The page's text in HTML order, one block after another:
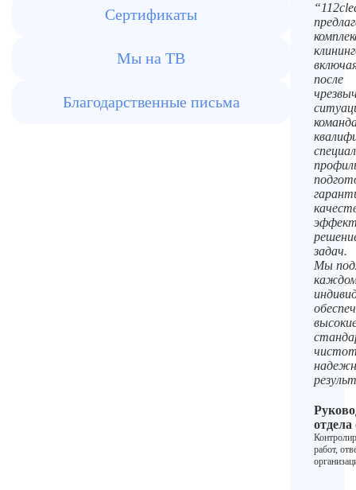
Сертификаты
Мы на ТВ
Благодарственные письма
после
задач.
Мы
отдела
работ,